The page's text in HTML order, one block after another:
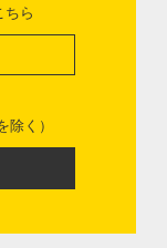
ちら
く）